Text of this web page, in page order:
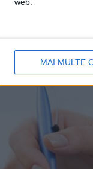
web.
MAI MULTE